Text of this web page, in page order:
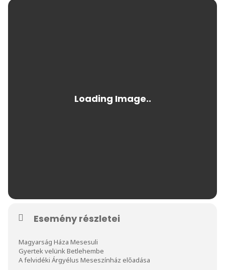
Esemény részletei
Magyarság Háza Mesesuli
Gyertek velünk Betlehembe
A felvidéki Árgyélus Meseszínház előadása